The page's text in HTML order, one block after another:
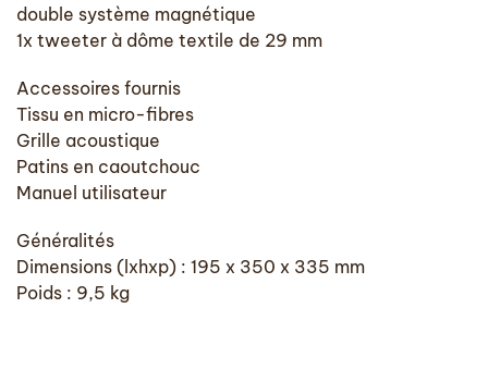
double système magnétique
1x tweeter à dôme textile de 29 mm
Accessoires fournis
Tissu en micro-fibres
Grille acoustique
Patins en caoutchouc
Manuel utilisateur
Généralités
Dimensions (lxhxp) : 195 x 350 x 335 mm
Poids : 9,5 kg